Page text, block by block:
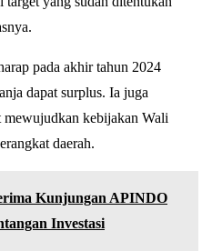
pada akhir tahun 2024
dapat surplus. Ia juga
mewujudkan kebijakan Wali
daerah.
Kunjungan APINDO
Investasi